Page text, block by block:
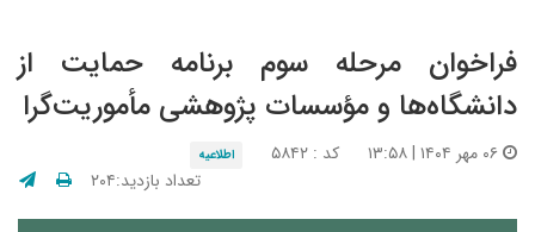
فراخوان مرحله سوم برنامه حمایت از
دانشگاه‌ها و مؤسسات پژوهشی مأموریت‌‌گرا
کد : ۵۸۴۲ اطلاعیه
تعداد بازدید:۲۰۴